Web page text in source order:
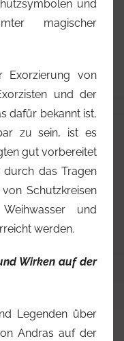
und
magischer
Exorzierung von
und der
dafür bekannt ist,
zu sein, ist es
gut vorbereitet
durch das Tragen
Schutzkreisen
und
werden.
Wirken auf der
Legenden über
Andras auf der